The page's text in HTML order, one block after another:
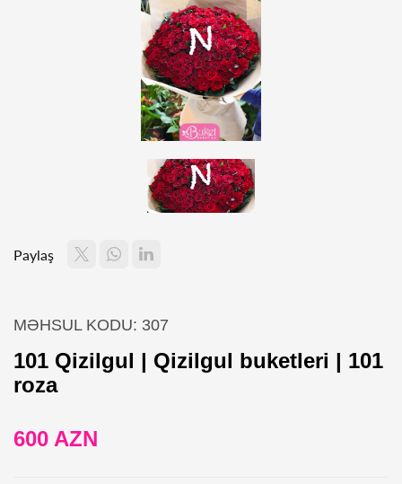
Paylaş
MƏHSUL KODU: 307
101 Qizilgul | Qizilgul buketleri | 101
roza
600 AZN